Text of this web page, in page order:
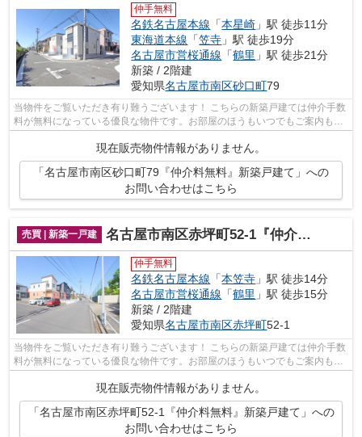
仲手無料
名鉄名古屋本線 「本星崎 」駅 徒歩11分
東海道本線 「笠寺 」駅 徒歩19分
名古屋市営桜通線 「鶴里 」駅 徒歩21分
新築 / 2階建
愛知県名古屋市南区砂口町79
当物件をご覧いただき有り難うございます！ こちらの新築戸建ては仲介手数
料が無料になっている優良な物件です。お部屋のほうもいつでもご案内もさ
せて頂きますのでお気軽にお問合せ下...
現在販売物件情報がありません。
「名古屋市南区砂口町79『仲介料無料』新築戸建て」への
お問い合わせはこちら
売買 | 新築一戸建 名古屋市南区赤坪町52-1『仲介料無料』新築戸建て
仲手無料
名鉄名古屋本線 「本笠寺 」駅 徒歩14分
名古屋市営桜通線 「鶴里 」駅 徒歩15分
新築 / 2階建
愛知県名古屋市南区赤坪町52-1
当物件をご覧いただき有り難うございます！ こちらの新築戸建ては仲介手数
料が無料になっている優良な物件です。お部屋のほうもいつでもご案内もさ
現在販売物件情報がありません。
「名古屋市南区赤坪町52-1『仲介料無料』新築戸建て」への
お問い合わせはこちら